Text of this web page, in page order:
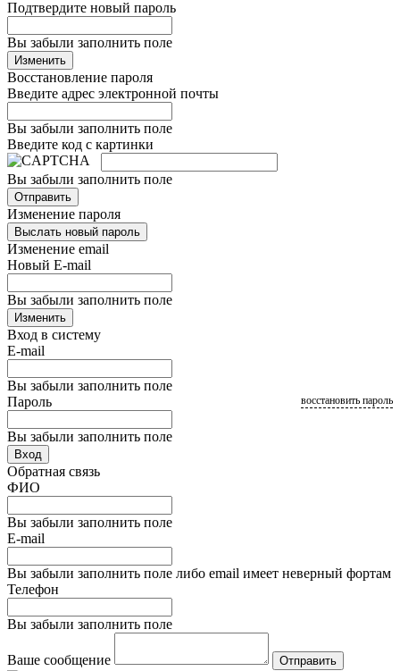
Подтвердите новый пароль
Вы забыли заполнить поле
Изменить
Восстановление пароля
Введите адрес электронной почты
Вы забыли заполнить поле
Введите код с картинки
Вы забыли заполнить поле
Отправить
Изменение пароля
Выслать новый пароль
Изменение email
Новый E-mail
Вы забыли заполнить поле
Изменить
Вход в систему
E-mail
Вы забыли заполнить поле
Пароль
Вы забыли заполнить поле
восстановить пароль
Вход
Обратная связь
ФИО
Вы забыли заполнить поле
E-mail
Вы забыли заполнить поле либо email имеет неверный фортам
Телефон
Вы забыли заполнить поле
Ваше сообщение Отправить